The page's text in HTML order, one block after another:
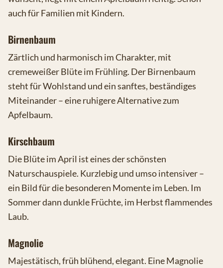
auch für Familien mit Kindern.
Birnenbaum
Zärtlich und harmonisch im Charakter, mit
cremeweißer Blüte im Frühling. Der Birnenbaum
steht für Wohlstand und ein sanftes, beständiges
Miteinander – eine ruhigere Alternative zum
Apfelbaum.
Kirschbaum
Die Blüte im April ist eines der schönsten
Naturschauspiele. Kurzlebig und umso intensiver –
ein Bild für die besonderen Momente im Leben. Im
Sommer dann dunkle Früchte, im Herbst flammendes
Laub.
Magnolie
Majestätisch, früh blühend, elegant. Eine Magnolie